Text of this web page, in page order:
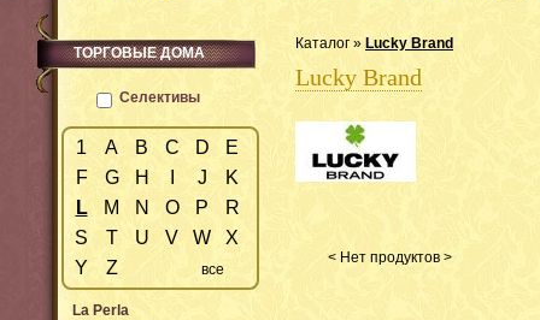
Каталог » Lucky Brand
Lucky Brand
< Нет продуктов >
ТОРГОВЫЕ ДОМА
Селективы
1 A B C D
E
F
G H J
K
L
M N O P
R
S
T U V W
X
Y
Z все
La Perla